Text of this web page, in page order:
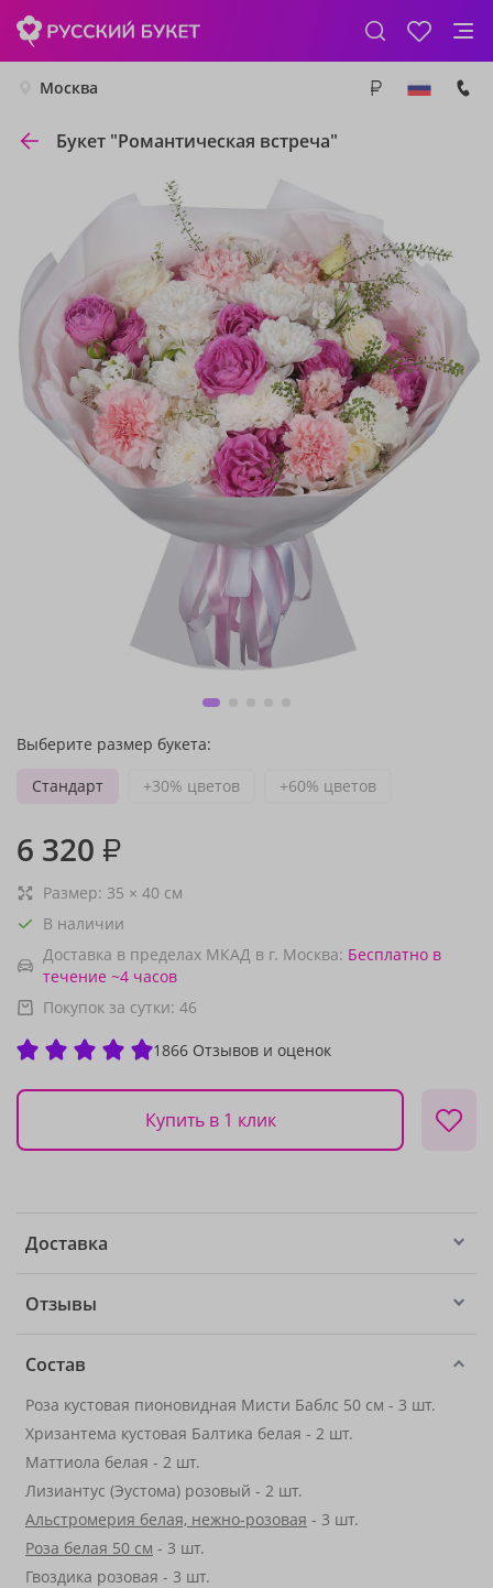
Москва
Букет "Романтическая встреча"
Выберите размер букета:
Стандарт
+30% цветов +60% цветов
6 320 ₽
Размер: 35 × 40 см
В наличии
Доставка в пределах МКАД в г. Москва: Бесплатно в
течение ~4 часов
Покупок за сутки: 46
1866 Отзывов и оценок
Купить в 1 клик
Доставка
Отзывы
Состав
Роза кустовая пионовидная Мисти Баблс 50 см - 3 шт.
Хризантема кустовая Балтика белая - 2 шт.
Маттиола белая - 2 шт.
Лизиантус (Эустома) розовый - 2 шт.
Альстромерия белая, нежно-розовая - 3 шт.
Роза белая 50 см - 3 шт.
Гвоздика розовая - 3 шт.